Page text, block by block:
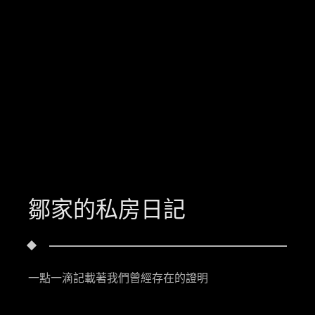
鄒家的私房日記
一點一滴記載著我們曾經存在的證明